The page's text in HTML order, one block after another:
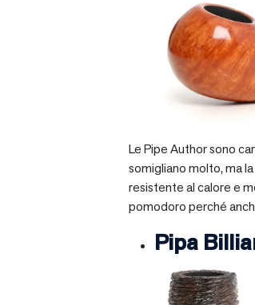
Le Pipe Author sono
somigliano molto, ma
resistente al calore e
pomodoro perché
Pipa